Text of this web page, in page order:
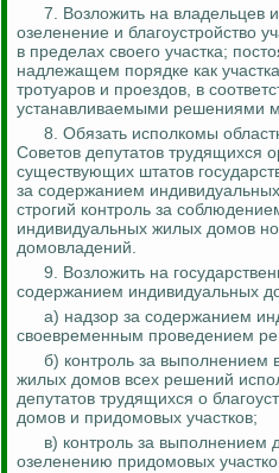
7. Возложить на владельцев
озеленение и благоустройство
в пределах своего участка;
надлежащем порядке как
тротуаров и проездов, в
устанавливаемыми решениями
8. Обязать исполкомы
Советов депутатов трудящихся
существующих штатов
за содержанием
строгий контроль за
индивидуальных жилых домов
домовладений.
9. Возложить на
содержанием индивидуальных
а) надзор за содержанием
своевременным проведением
б) контроль за выполнением
жилых домов всех решений
депутатов трудящихся о
домов и придомовых участков;
в) контроль за выполнением
озеленению придомовых